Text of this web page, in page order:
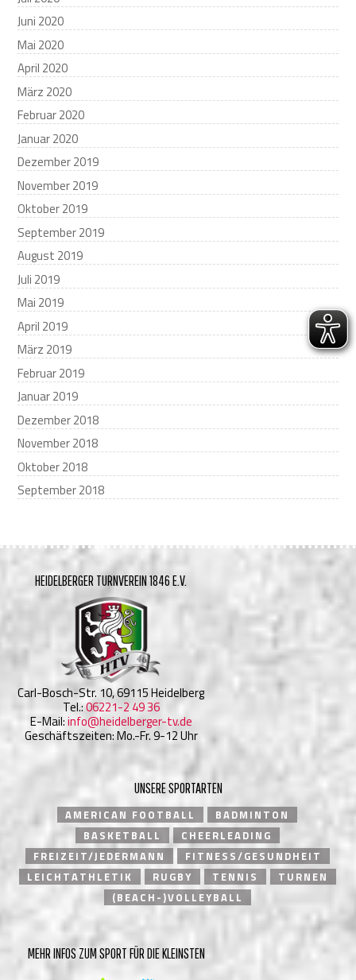
Juni 2020
Mai 2020
April 2020
März 2020
Februar 2020
Januar 2020
Dezember 2019
November 2019
Oktober 2019
September 2019
August 2019
Juli 2019
Mai 2019
April 2019
März 2019
Februar 2019
Januar 2019
Dezember 2018
November 2018
Oktober 2018
September 2018
HEIDELBERGER TURNVEREIN 1846 E.V.
Carl-Bosch-Str. 10, 69115 Heidelberg
Tel.:06221-2 49 36
E-Mail:info@heidelberger-tv.de
Geschäftszeiten: Mo.-Fr. 9-12 Uhr
UNSERE SPORTARTEN
AMERICAN FOOTBALL
BADMINTON
BASKETBALL
CHEERLEADING
FREIZEIT/JEDERMANN
FITNESS/GESUNDHEIT
LEICHTATHLETIK
RUGBY TENNIS
TURNEN
(BEACH-)VOLLEYBALL
MEHR INFOS ZUM SPORT FÜR DIE KLEINSTEN